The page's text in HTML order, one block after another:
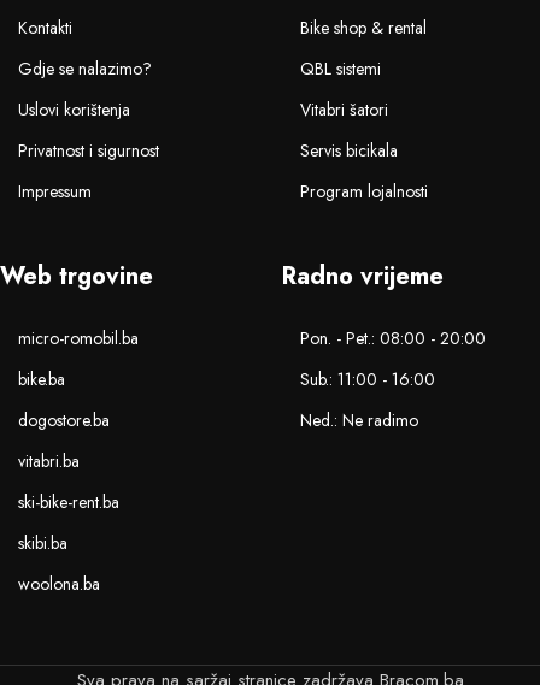
Kontakti
Gdje se nalazimo?
Uslovi korištenja
Privatnost i sigurnost
Impressum
Bike shop & rental
QBL sistemi
Vitabri šatori
Servis bicikala
Program lojalnosti
Web trgovine
micro-romobil.ba
bike.ba
dogostore.ba
vitabri.ba
ski-bike-rent.ba
skibi.ba
woolona.ba
Radno vrijeme
Pon. - Pet.: 08:00 - 20:00
Sub.: 11:00 - 16:00
Ned.: Ne radimo